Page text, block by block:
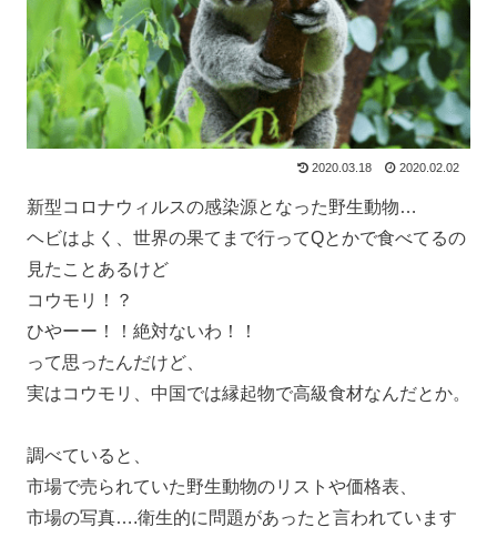
2020.03.18 2020.02.02
新型コロナウィルスの感染源となった野生動物…
ヘビはよく、世界の果てまで行ってQとかで食べてるの
見たことあるけど
コウモリ！？
ひやーー！！絶対ないわ！！
って思ったんだけど、
実はコウモリ、中国では縁起物で高級食材なんだとか。
調べていると、
市場で売られていた野生動物のリストや価格表、
市場の写真….衛生的に問題があったと言われています